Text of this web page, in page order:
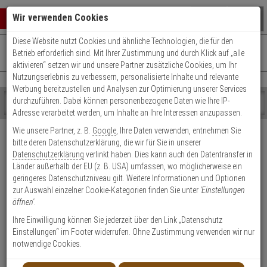
Warenkorb schließen
0 ARTIKEL IM WARENKORB
Ihr Warenkorb ist momentan leer.
Ergebnisse ()
Fertig
Shop
durchsuchen
geben
Sie
mindestens
Zeichen
ein,
um
Suche
wurde
noch
Kategorien
Suche
gestartet
+49 (0)821 899 493-0Mo. - Do.: 8:00 - 16:30 | Fr.: 8:00 - 14:00 Uhr
Kontaktservice nutzen
Versand & Lieferung
Bitte wählen Sie Ihr Lieferland.
Welche Lieferoptionen kann ich nach der Bestellung
auswählen?
Wir verwenden Cookies
Diese Website nutzt Cookies und ähnliche Technologien, die für den
Betrieb erforderlich sind. Mit Ihrer Zustimmung und durch Klick auf „alle
aktivieren“ setzen wir und unsere Partner zusätzliche Cookies, um Ihr
Nutzungserlebnis zu verbessern, personalisierte Inhalte und relevante
Werbung bereitzustellen und Analysen zur Optimierung unserer Services
durchzuführen. Dabei können personenbezogene Daten wie Ihre IP-
Adresse verarbeitet werden, um Inhalte an Ihre Interessen anzupassen.
Wie unsere Partner, z. B. Google , Ihre Daten verwenden, entnehmen Sie
bitte deren Datenschutzerklärung, die wir für Sie in unserer
Datenschutzerklärung verlinkt haben. Dies kann auch den Datentransfer in
Länder außerhalb der EU (z. B. USA) umfassen, wo möglicherweise ein
geringeres Datenschutzniveau gilt. Weitere Informationen und Optionen
zur Auswahl einzelner Cookie-Kategorien finden Sie unter 'Einstellungen
öffnen'.
Ihre Einwilligung können Sie jederzeit über den Link „Datenschutz
Einstellungen“ im Footer widerrufen. Ohne Zustimmung verwenden wir nur
notwendige Cookies.